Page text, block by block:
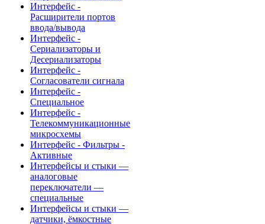
Интерфейс -
Расширители портов
ввода/вывода
Интерфейс -
Сериализаторы и
Десериализаторы
Интерфейс -
Согласователи сигнала
Интерфейс -
Специальное
Интерфейс -
Телекоммуникационные
микросхемы
Интерфейс - Фильтры -
Активные
Интерфейсы и стыки —
аналоговые
переключатели —
специальные
Интерфейсы и стыки —
датчики, ёмкостные